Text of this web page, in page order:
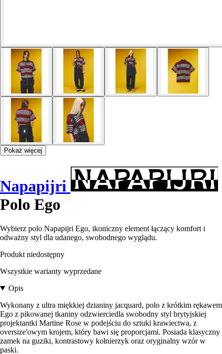
Pokaż więcej
Napapijri
Polo Ego
Wybierz polo Napapijri Ego, ikoniczny element łączący komfort i
odważny styl dla udanego, swobodnego wyglądu.
Produkt niedostępny
Wszystkie warianty wyprzedane
Opis
Wykonany z ultra miękkiej dzianiny jacquard, polo z krótkim rękawem
Ego z pikowanej tkaniny odzwierciedla swobodny styl brytyjskiej
projektantki Martine Rose w podejściu do sztuki krawiectwa, z
oversize'owym krojem, który bawi się proporcjami. Posiada klasyczny
zamek na guziki, kontrastowy kołnierzyk oraz oryginalny wzór w
paski.